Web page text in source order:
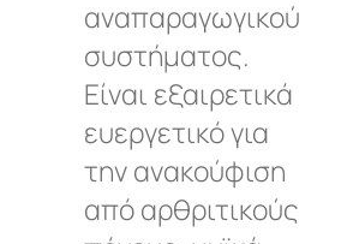
αναπαραγωγικού
συστήματος.
Είναι εξαιρετικά
ευεργετικό για
την ανακούφιση
από αρθριτικούς